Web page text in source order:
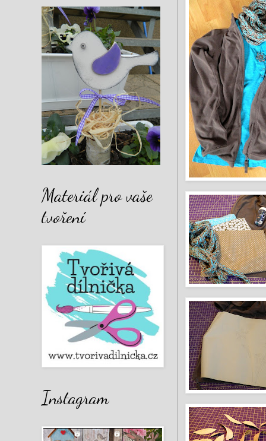
Materiál pro vaše
tvoření
Instagram